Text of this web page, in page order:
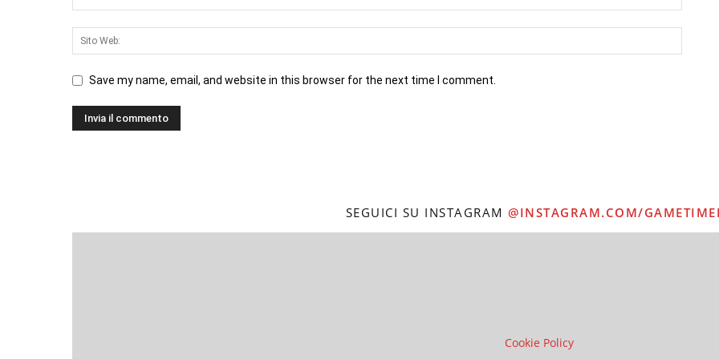
Save my name, email, and website in this browser for the next time I comment.
SEGUICI SU INSTAGRAM @INSTAGRAM.COM/
Cookie Policy